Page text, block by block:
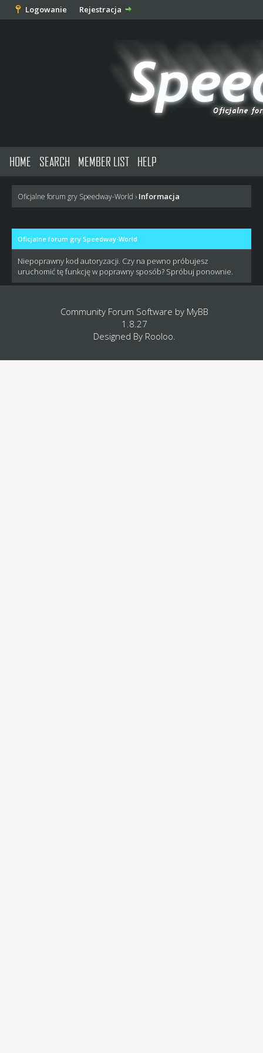
Logowanie Rejestracja
HOME SEARCH MEMBER LIST HELP
Oficjalne forum gry Speedway-World › Informacja
Oficjalne forum gry Speedway-World
Niepoprawny kod autoryzacji. Czy na pewno próbujesz
uruchomić tę funkcję w poprawny sposób? Spróbuj ponownie.
Community Forum Software by MyBB
1.8.27
Designed By Rooloo.